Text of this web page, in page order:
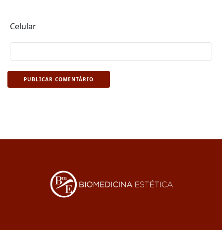
Celular
PUBLICAR COMENTÁRIO